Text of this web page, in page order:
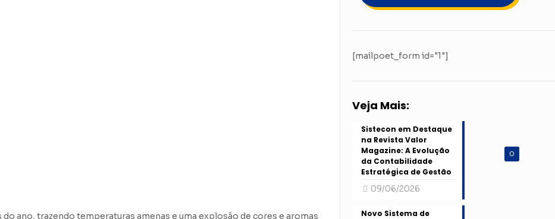
ano, trazendo temperaturas amenas e uma explosão de cores e aromas
[mailpoet_form id="1"]
Veja Mais:
0
Sistecon em Destaque
na Revista Valor
Magazine: A Evolução
da Contabilidade
Estratégica de Gestão
09/06/2026
Novo Sistema de